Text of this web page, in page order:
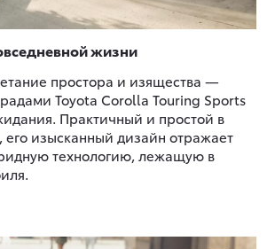
жизни
простора и изящества —
Toyota Corolla Touring Sports
Практичный и простой в
его изысканный дизайн отражает
технологию, лежащую в